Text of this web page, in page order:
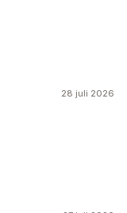
28 juli 2026